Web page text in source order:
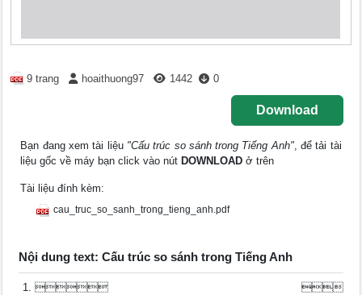
9 trang hoaithuong97 1442 0
Download
Bạn đang xem tài liệu "Cấu trúc so sánh trong Tiếng Anh", để tải tài
liệu gốc về máy bạn click vào nút DOWNLOAD ở trên
Tài liệu đính kèm:
cau_truc_so_sanh_trong_tieng_anh.pdf
Nội dung text: Cấu trúc so sánh trong Tiếng Anh
 